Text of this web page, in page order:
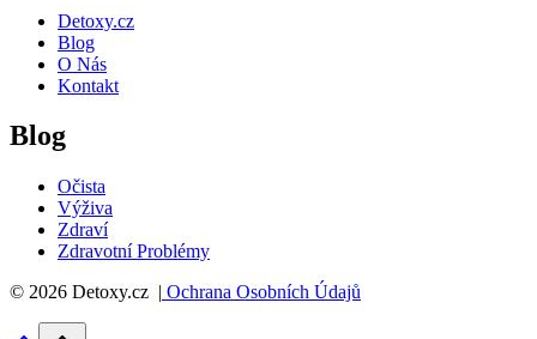
Detoxy.cz
Blog
O Nás
Kontakt
Blog
Očista
Výživa
Zdraví
Zdravotní Problémy
© 2026 Detoxy.cz | Ochrana Osobních Údajů